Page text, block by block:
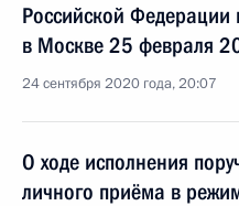
Российской Федерации
в Москве 25 февраля
24 сентября 2020 года, 20:07
О ходе исполнения
личного приёма в